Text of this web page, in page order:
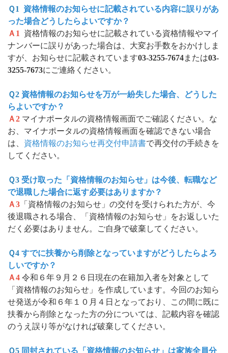
Ｑ1
資格情報のお知らせに記載されている内容に誤りがあ
った場合どうしたらよいですか？
Ａ1
資格情報のお知らせに記載されている資格情報やマイ
ナンバーに誤りがあった場合は、大変お手数をおかけしま
すが、お知らせに記載されています03-3255-7674または03-
3255-7673にご連絡ください。
Ｑ2 資格情報のお知らせを万が一紛失した場合、どうした
らよいですか？
Ａ2 マイナポータルの資格情報画面でご確認ください。な
お、マイナポータルの資格情報画面を確認できない場合
は、 資格情報のお知らせ再交付申請書で再交付の手続きを
してください。
Ｑ3 受け取った「資格情報のお知らせ」は今後、転職など
で退職した場合に返す必要はありますか？
Ａ3 「資格情報のお知らせ」の交付を受けられた方が、今
後退職される場合、「資格情報のお知らせ」をお返しいた
だく必要はありません。ご自身で破棄してください。
Ｑ4 すでに扶養から削除となっていますがどうしたらよろ
しいですか？
Ａ4 令和６年９月２６日現在の在籍加入者を対象として
「資格情報のお知らせ」を作成しています。今回のお知ら
せ発送が令和６年１０月４日となっており、この間に既に
扶養から削除となった方の分については、記載内容を確認
のうえ誤り等がなければ破棄してください。
Ｑ5 同封されている「資格情報のお知らせ」は家族全員分